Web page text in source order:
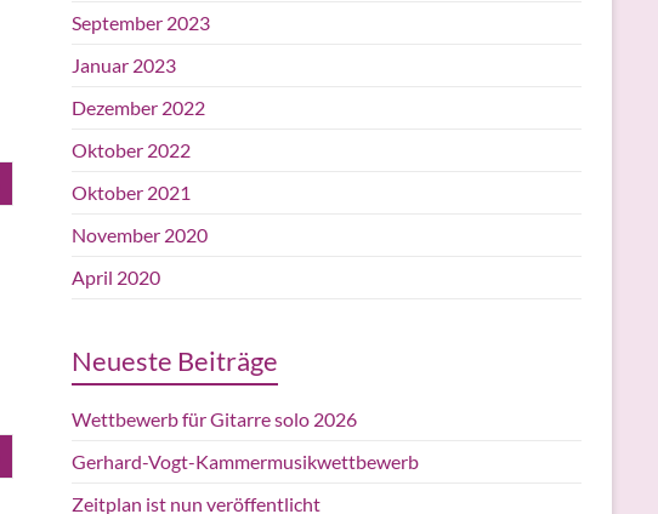
September 2023
Januar 2023
Dezember 2022
Oktober 2022
Oktober 2021
November 2020
April 2020
Neueste Beiträge
Wettbewerb für Gitarre solo 2026
Gerhard-Vogt-Kammermusikwettbewerb
Zeitplan ist nun veröffentlicht